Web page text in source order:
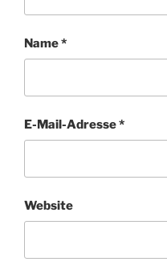
Name*
E-Mail-Adresse*
Website